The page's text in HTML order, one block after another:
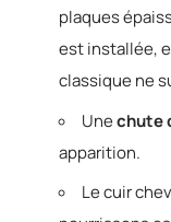
plaques
est installée,
classique ne
Unechute
apparition.
Le cuir